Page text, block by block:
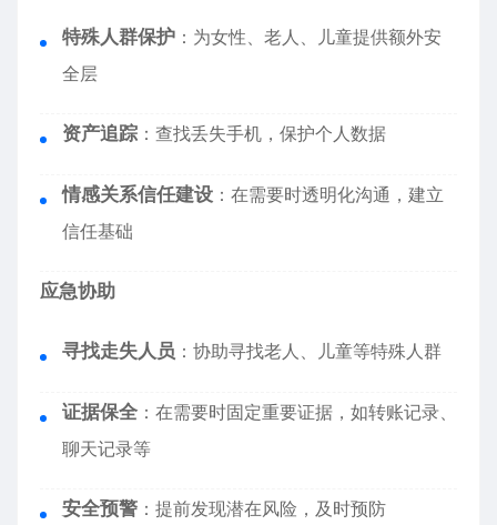
特殊人群保护 ：为女性、老人、儿童提供额外安
全层
资产追踪 ：查找丢失手机，保护个人数据
情感关系信任建设 ：在需要时透明化沟通，建立
信任基础
应急协助
寻找走失人员 ：协助寻找老人、儿童等特殊人群
证据保全 ：在需要时固定重要证据，如转账记录、
聊天记录等
安全预警 ：提前发现潜在风险，及时预防